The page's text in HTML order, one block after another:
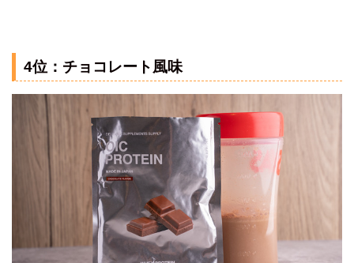
4位：チョコレート風味